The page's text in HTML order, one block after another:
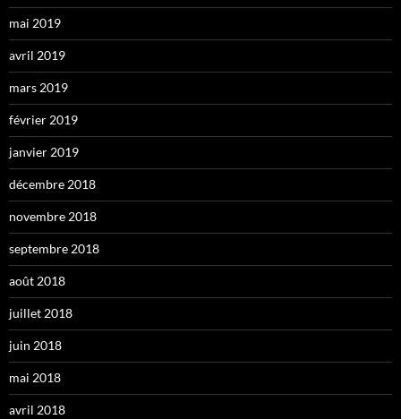
mai 2019
avril 2019
mars 2019
février 2019
janvier 2019
décembre 2018
novembre 2018
septembre 2018
août 2018
juillet 2018
juin 2018
mai 2018
avril 2018